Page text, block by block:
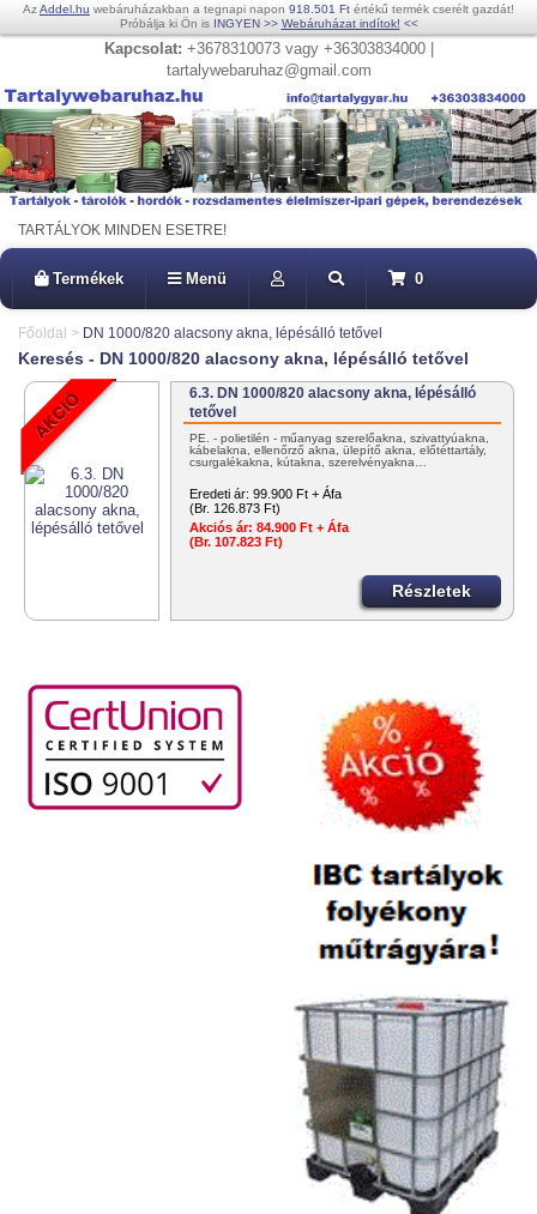
AzAddel.hu webáruházakban a tegnapi napon 918.501 Ft értékű termék cserélt gazdát!
Próbálja ki Ön is INGYEN >> Webáruházat indítok! <<
Kapcsolat: +3678310073 vagy +36303834000 |
tartalywebaruhaz@gmail.com
TARTÁLYOK MINDEN ESETRE!
Termékek Menü 0
Főoldal > DN 1000/820 alacsony akna, lépésálló tetővel
Keresés - DN 1000/820 alacsony akna, lépésálló tetővel
6.3. DN 1000/820 alacsony akna, lépésálló
tetővel
PE. - polietilén - műanyag szerelőakna, szivattyúakna,
kábelakna, ellenőrző akna, ülepítő akna, előtéttartály,
csurgalékakna, kútakna, szerelvényakna…
Eredeti ár: 99.900 Ft + Áfa
(Br. 126.873 Ft)
Akciós ár: 84.900 Ft + Áfa
(Br. 107.823 Ft)
Részletek